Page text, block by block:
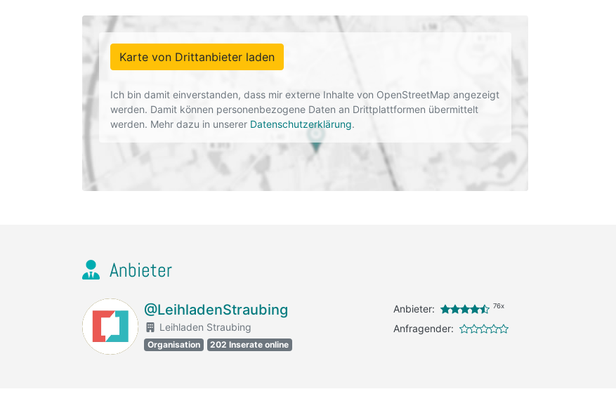
Karte von Drittanbieter laden
Ich bin damit einverstanden, dass mir externe Inhalte von OpenStreetMap angezeigt
werden. Damit können personenbezogene Daten an Drittplattformen übermittelt
werden. Mehr dazu in unserer Datenschutzerklärung.
Anbieter
@LeihladenStraubing
Leihladen Straubing
Organisation 202 Inserate online
Anbieter: 76x
Anfragender: